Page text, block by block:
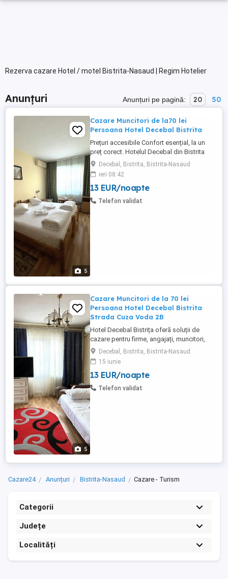
Rezerva cazare Hotel / motel Bistrita-Nasaud | Regim Hotelier
Anunțuri Anunțuri pe pagină: 20 50
5
Cazare Muncitori de la70 lei
Persoana Hotel Decebal Bistrita
Prețuri accesibile Confort esențial, la un
preț corect. Hotelul Decebal din Bistrita
este cea mai accesibila cazare hoteliera
din oras si dispune de baie proprie,
frigider si televizor in fiecare camera.
Locatie centrala Hotelul este situat în zona
Pieței Decebal Bistrita, într-o locație
Decebal, Bistrita, Bistrita-Nasaud
ieri 08:42
13 EUR/noapte
Telefon validat
5
Cazare Muncitori de la 70 lei
Persoana Hotel Decebal Bistrita
Strada Cuza Voda 2B
Hotel Decebal Bistrița oferă soluții de
cazare pentru firme, angajați, muncitori,
echipe de tehnicieni, delegații și
colaboratori aflați temporar în Bistrița sau
în județul Bistrița-Năsăud. Suntem un hotel
de 2 stele, situat central în Bistrița, potrivit
pentru companiile care caută cazare
Decebal, Bistrita, Bistrita-Nasaud
15 iunie
13 EUR/noapte
Telefon validat
Cazare24 Anunțuri Bistrita-Nasaud Cazare - Turism
Categorii
Județe
Localități